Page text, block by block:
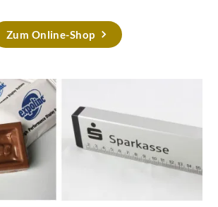
Zum Online-Shop